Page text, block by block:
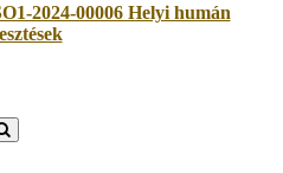
2024-00006 Helyi humán